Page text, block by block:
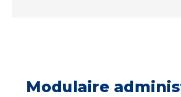
Modulaire